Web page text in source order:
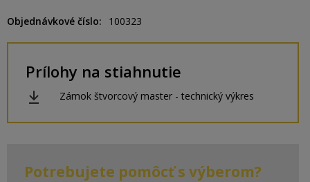
Objednávkové číslo 100323
Prílohy na stiahnutie
Zámok štvorcový master - technický výkres
Potrebujete pomôcť s výberom?